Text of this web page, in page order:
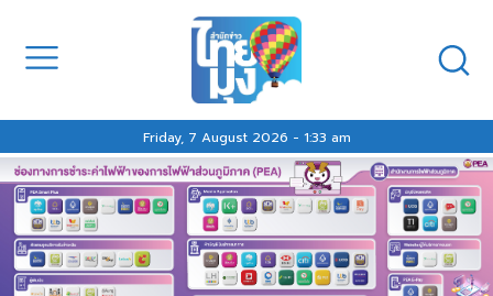
Friday, 7 August 2026 - 1:33 am